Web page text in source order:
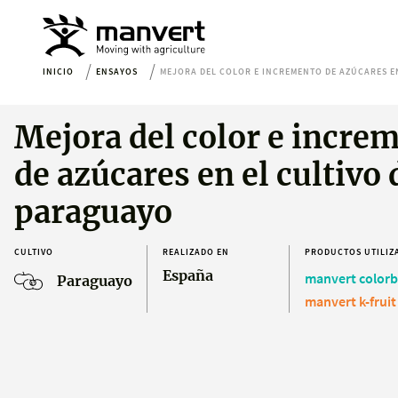
INICIO ENSAYOS MEJORA DEL COLOR E INCREMENTO DE AZÚCARES
Mejora del color e
de azúcares en el cultivo
paraguayo
CULTIVO
Paraguayo
REALIZADO EN
España
PRODUCTOS
manvert
manvert k-fruit